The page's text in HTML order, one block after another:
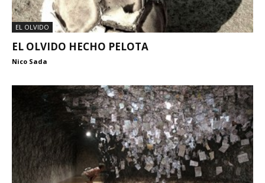
EL OLVIDO
EL OLVIDO HECHO PELOTA
Nico Sada